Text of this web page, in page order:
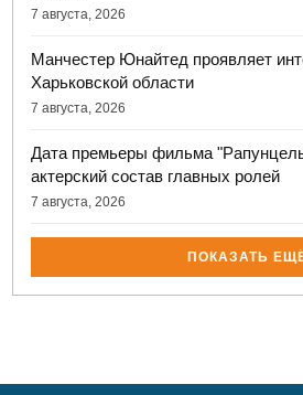
7 августа, 2026
Манчестер Юнайтед проявляет
Харьковской области
7 августа, 2026
Дата премьеры фильма
актерский состав главных ролей
7 августа, 2026
ПОКАЗАТЬ